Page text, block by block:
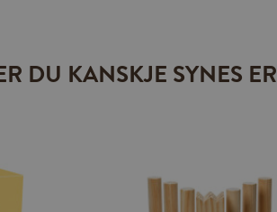
DU KANSKJE SYNES ER